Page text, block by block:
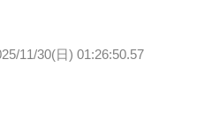
11/30(日) 01:26:50.57